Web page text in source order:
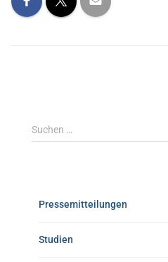
Suchen …
Pressemitteilungen
Studien